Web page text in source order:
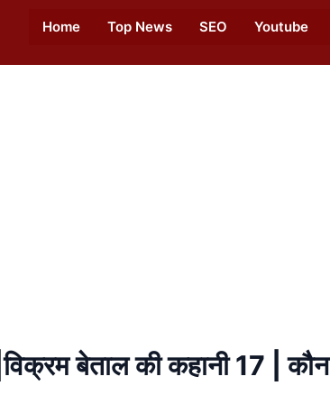
Home Top News SEO Youtube
बेताल की कहानी 17 | कौन